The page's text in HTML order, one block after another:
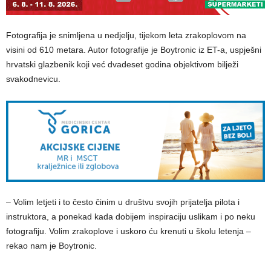
Fotografija je snimljena u nedjelju, tijekom leta zrakoplovom na
visini od 610 metara. Autor fotografije je Boytronic iz ET-a, uspješni
hrvatski glazbenik koji već dvadeset godina objektivom bilježi
svakodnevicu.
– Volim letjeti i to često činim u društvu svojih prijatelja pilota i
instruktora, a ponekad kada dobijem inspiraciju uslikam i po neku
fotografiju. Volim zrakoplove i uskoro ću krenuti u školu letenja –
rekao nam je Boytronic.